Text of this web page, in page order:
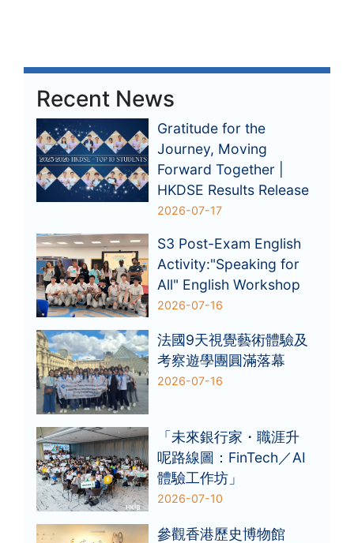
Recent News
Gratitude for the
Journey, Moving
Forward Together |
HKDSE Results Release
2026-07-17
S3 Post-Exam English
Activity:"Speaking for
All" English Workshop
2026-07-16
法國9天視覺藝術體驗及
考察遊學團圓滿落幕
2026-07-16
「未來銀行家・職涯升
呢路線圖：FinTech／AI
體驗工作坊」
2026-07-10
參觀香港歷史博物館